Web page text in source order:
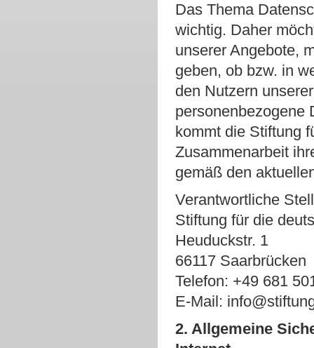
Das Thema
wichtig. Daher
unserer Angebote,
geben, ob bzw. in
den Nutzern
personenbezogene
kommt die Stiftung
Zusammenarbeit
gemäß den
Verantwortliche
Stiftung für die
Heuduckstr. 1
66117 Saarbrücken
Telefon: +49 681
E-Mail:
2. Allgemeine